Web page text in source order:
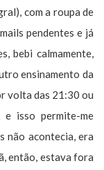
com a roupa de
pendentes e já
bebi calmamente,
ensinamento da
volta das 21:30 ou
e isso permite-me
não acontecia, era
então, estava fora